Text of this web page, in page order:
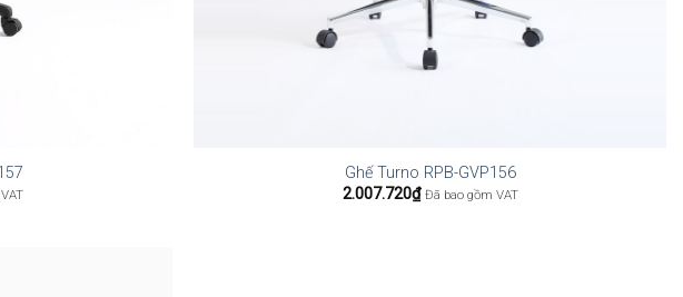
Ghế Turno RPB-GVP156
2.007.720₫ Đã bao gồm VAT